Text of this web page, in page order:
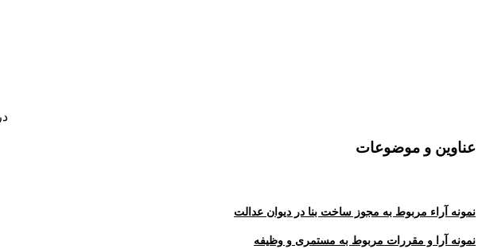
عناوین و موضوعات
نمونه آراء مربوط به مجوز ساخت بنا در دیوان عدالت
نمونه آرا و مقررات مربوط به مستمری و وظیفه